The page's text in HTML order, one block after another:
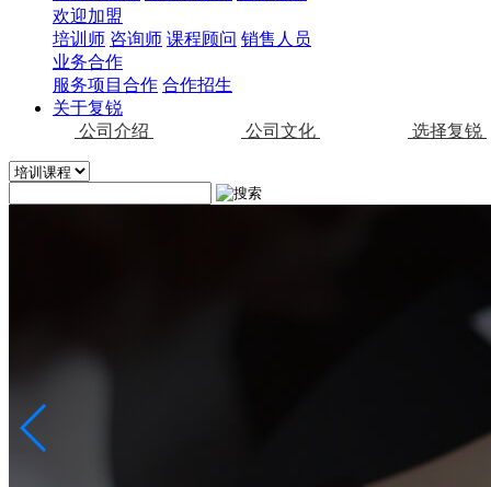
欢迎加盟
培训师 咨询师 课程顾问 销售人员
业务合作
服务项目合作 合作招生
关于复锐
公司介绍
公司文化 选择复锐